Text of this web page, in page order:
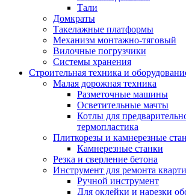
Тали
Домкраты
Такелажные платформы
Механизм монтажно-тяговый
Вилочные погрузчики
Системы хранения
Строительная техника и
Малая дорожная техника
Разметочные машины
Осветительные мачты
Котлы для
термопластика
Плиткорезы и камнерезные
Камнерезные станки
Резка и сверление бетона
Инструмент для ремонта
Ручной инструмент
Для оклейки и нарезки